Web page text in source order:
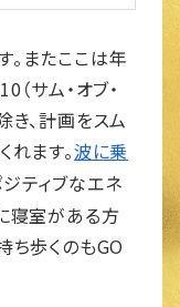
またここは年
サム・オブ・
き、計画をスム
れます。波に乗
ティブなエネ
寝室がある方
ち歩くのもGO